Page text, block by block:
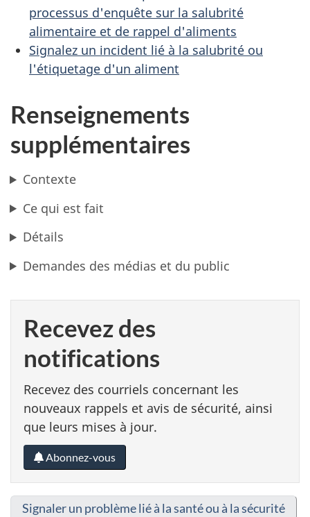
processus d'enquête sur la salubrité
alimentaire et de rappel d'aliments
Signalez un incident lié à la salubrité ou
l'étiquetage d'un aliment
Renseignements
supplémentaires
Contexte
Ce qui est fait
Détails
Demandes des médias et du public
Recevez des
notifications
Recevez des courriels concernant les
nouveaux rappels et avis de sécurité, ainsi
que leurs mises à jour.
Abonnez-vous
Signaler un problème lié à la santé ou à la sécurité